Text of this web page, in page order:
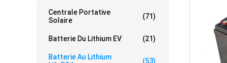
Centrale Portative
Solaire
(71)
Batterie Du Lithium EV (21)
Batterie Au Lithium
(53)